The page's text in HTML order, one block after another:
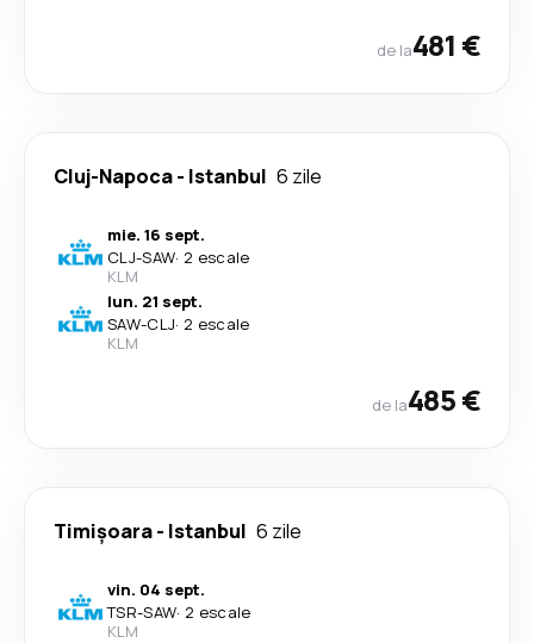
de la481 €
Cluj-Napoca- Istanbul 6 zile
mie. 16 sept.
CLJ-SAW· 2 escale
KLM
lun. 21 sept.
SAW-CLJ· 2 escale
KLM
de la485 €
Timișoara- Istanbul 6 zile
vin. 04 sept.
TSR-SAW· 2 escale
KLM